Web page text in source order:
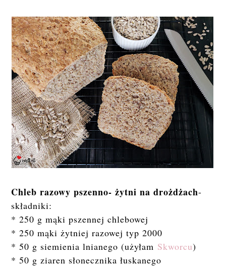
Chleb razowy pszenno- żytni na drożdżach-
składniki:
* 250 g mąki pszennej chlebowej
* 250 mąki żytniej razowej typ 2000
* 50 g siemienia lnianego (użyłam Skworcu)
* 50 g ziaren słonecznika łuskanego